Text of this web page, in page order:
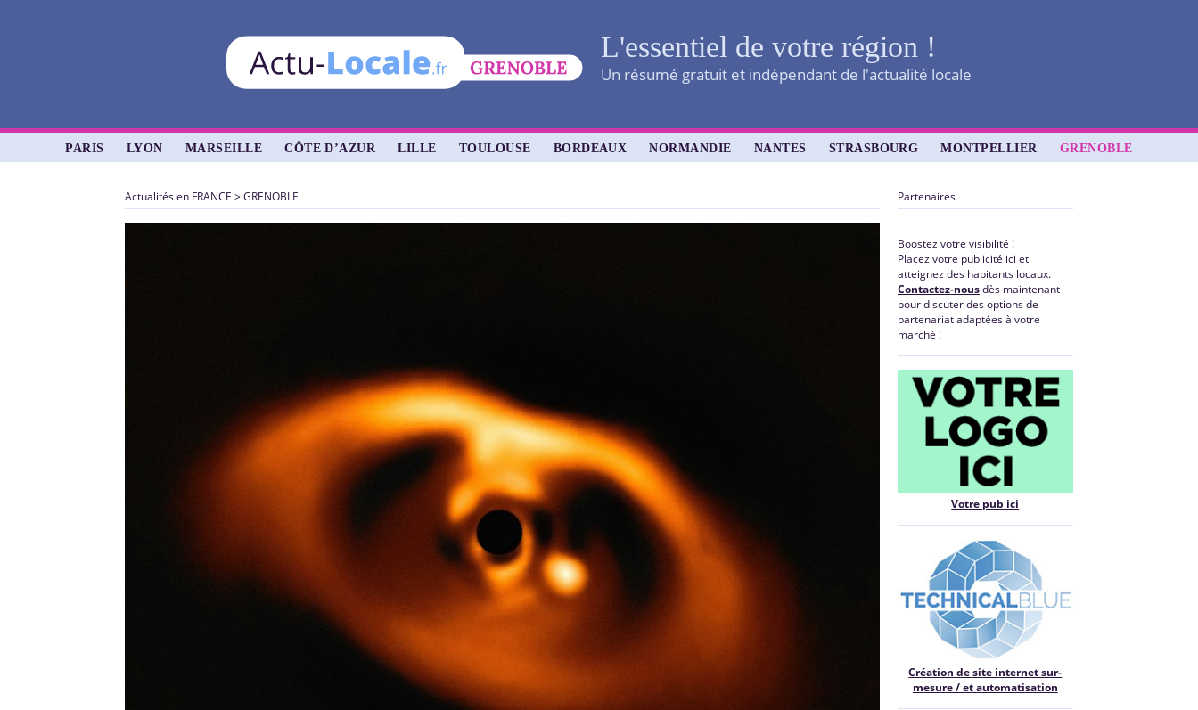
L'essentiel de votre région !
Un résumé gratuit et indépendant de l'actualité locale
PARIS LYON MARSEILLE CÔTE D’AZUR LILLE TOULOUSE BORDEAUX NORMANDIE NANTES STRASBOURG MONTPELLIER GRENOBLE
Actualités en FRANCE >GRENOBLE Partenaires
Boostez votre visibilité !
Placez votre publicité ici et
atteignez des habitants locaux.
Contactez-nousdès maintenant
pour discuter des options de
partenariat adaptées à votre
marché !
Votre pub ici
Création de site internet sur-
mesure / et automatisation